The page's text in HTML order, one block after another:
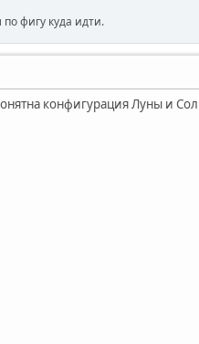
фигу куда идти.
конфигурация Луны и